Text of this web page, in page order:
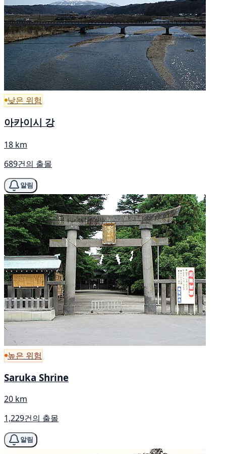
낮은 위험
아카이시 강
18 km
689건의 출몰
알림
높은 위험
Saruka Shrine
20 km
1,229건의 출몰
알림